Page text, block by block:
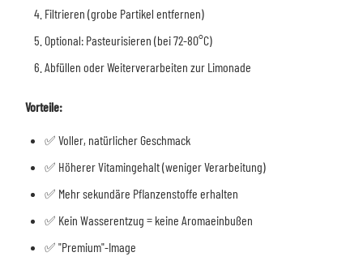
Filtrieren (grobe Partikel entfernen)
Optional: Pasteurisieren (bei 72-80°C)
Abfüllen oder Weiterverarbeiten zur Limonade
Vorteile:
✅ Voller, natürlicher Geschmack
✅ Höherer Vitamingehalt (weniger Verarbeitung)
✅ Mehr sekundäre Pflanzenstoffe erhalten
✅ Kein Wasserentzug = keine Aromaeinbußen
✅ "Premium"-Image